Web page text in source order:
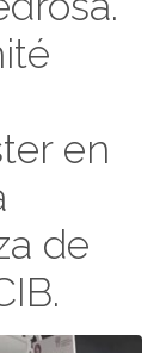
en
de